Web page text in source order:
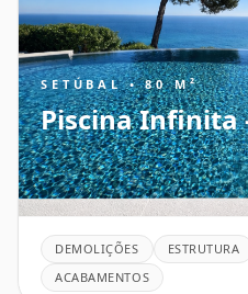
SETÚBAL • 80 M²
Piscina Infinita
DEMOLIÇÕES
ESTRUTURA
ACABAMENTOS